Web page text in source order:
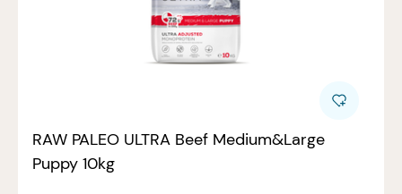
RAW PALEO ULTRA Beef Medium&Large
Puppy 10kg